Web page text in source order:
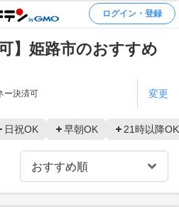
ログイン・登録
】姫路市のおすすめ
ー決済可 変更
日祝OK 早朝OK 21時以降OK